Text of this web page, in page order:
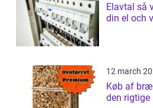
Elavtal så väljer du rätt avtal för
din el och
12 march
Køb af brænde sådan
den